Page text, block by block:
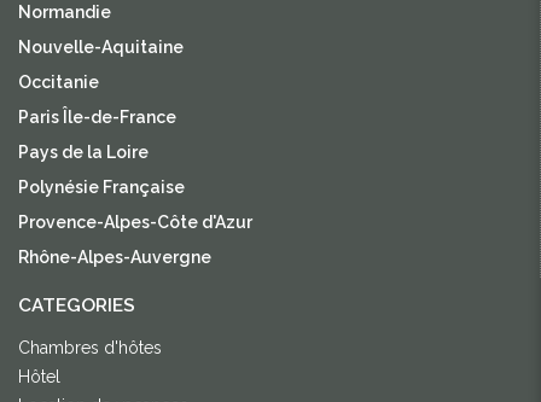
Normandie
Nouvelle-Aquitaine
Occitanie
Paris Île-de-France
Pays de la Loire
Polynésie Française
Provence-Alpes-Côte d'Azur
Rhône-Alpes-Auvergne
CATEGORIES
Chambres d'hôtes
Hôtel